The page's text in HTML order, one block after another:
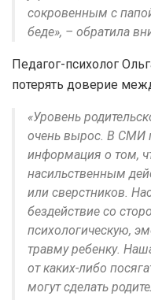
сокровенным с
беде», – обратила
Педагог-психолог
потерять доверие
«Уровень
очень вырос. В СМИ
информация о том,
насильственным
или сверстников.
бездействие со
психологическую,
травму ребенку.
от каких-либо
могут сделать